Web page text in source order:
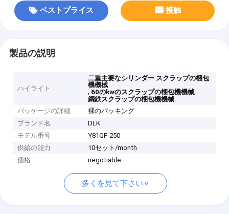
ベストプライス 接触
製品の説明
ハイライト
二重主要なシリンダー スクラップの梱包
機機械
, 60のkwのスクラップの梱包機機械,
鋼鉄スクラップの梱包機機械
パッケージの詳細
裸のパッキング
ブランド名
DLK
モデル番号
Y81QF-250
供給の能力
10セット/month
価格
negotiable
多くを見て下さい